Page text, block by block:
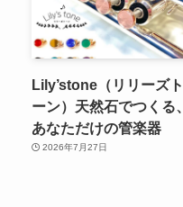
Lily’stone（リリーズト
ーン）天然石でつくる、
あなただけの管楽器
2026年7月27日